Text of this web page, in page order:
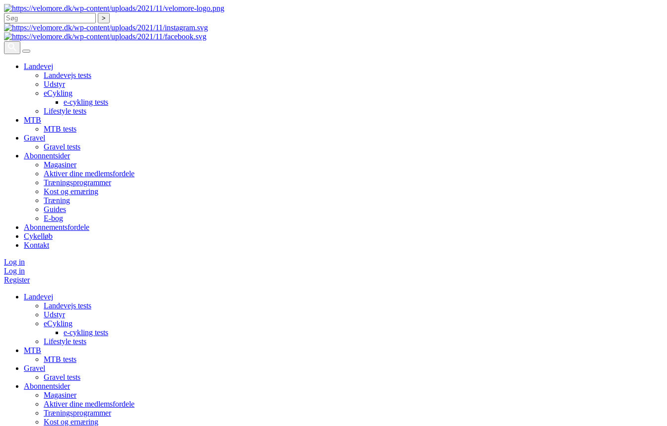
Søg
Landevej
Landevejs tests
Udstyr
eCykling
e-cykling tests
Lifestyle tests
MTB
MTB tests
Gravel
Gravel tests
Abonnentsider
Magasiner
Aktiver dine medlemsfordele
Træningsprogrammer
Kost og ernæring
Træning
Guides
E-bog
Abonnementsfordele
Cykelløb
Kontakt
Log in
Log in
Register
Landevej
Landevejs tests
Udstyr
eCykling
e-cykling tests
Lifestyle tests
MTB
MTB tests
Gravel
Gravel tests
Abonnentsider
Magasiner
Aktiver dine medlemsfordele
Træningsprogrammer
Kost og ernæring